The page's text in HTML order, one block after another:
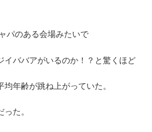
パのある会場みたいで
イババアがいるのか！？と驚くほど
年齢が跳ね上がっていた。
た。